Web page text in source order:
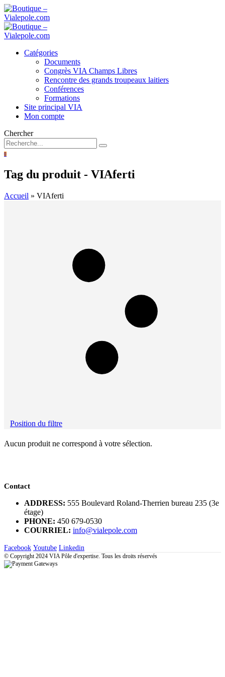
Catégories
Documents
Congrès VIA Champs Libres
Rencontre des grands troupeaux laitiers
Conférences
Formations
Site principal VIA
Mon compte
Chercher
0
Tag du produit - VIAferti
Accueil » VIAferti
Position du filtre
Aucun produit ne correspond à votre sélection.
Contact
ADDRESS: 555 Boulevard Roland-Therrien bureau 235 (3e
étage)
PHONE: 450 679-0530
COURRIEL: info@vialepole.com
Facebook Youtube Linkedin
© Copyright 2024 VIA Pôle d'expertise. Tous les droits réservés